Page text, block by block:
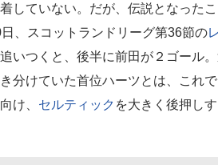
していない。だが、伝説となったこ
、スコットランドリーグ第36節の
いつくと、後半に前田が２ゴール
分けていた首位ハーツとは、これ
け、 セルティック を大きく後押し